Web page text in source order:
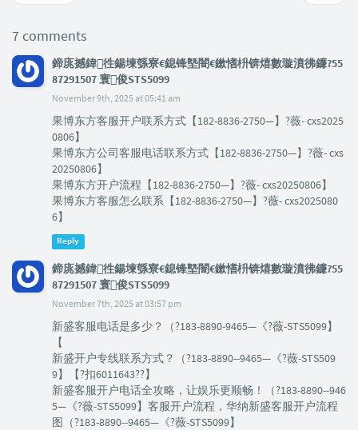
7 comments
鍗庣撼鍏徃鍚堜綔寮€鎴锋墍闇€鏉愭枡锛熺數璇濆彿鐮?55
87291507 寰俊STS5099
November 9th, 2025 at 05:41 am
果博东方客服开户联系方式【182-8836-2750—】?薇- cxs2025
0806】
果博东方公司客服电话联系方式【182-8836-2750—】?薇- cxs
20250806】
果博东方开户流程【182-8836-2750—】?薇- cxs20250806】
果博东方客服怎么联系【182-8836-2750—】?薇- cxs2025080
6】
Reply
鍗庣撼鍏徃鍚堜綔寮€鎴锋墍闇€鏉愭枡锛熺數璇濆彿鐮?55
87291507 寰俊STS5099
November 7th, 2025 at 03:57 pm
新盛客服电话是多少？（?183-8890-9465—《?薇-STS5099】
【
新盛开户专线联系方式？（?183-8890--9465—《?薇-STS509
9】【?扣6011643??】
新盛客服开户电话全攻略，让娱乐更顺畅！（?183-8890--946
5—《?薇-STS5099】客服开户流程，华纳新盛客服开户流程
图（?183-8890--9465—《?薇-STS5099】